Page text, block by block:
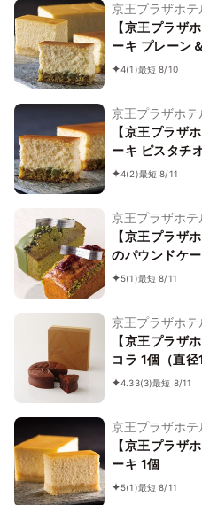
京王プラザホテ
【京王プラザ
ーキ プレーン
4(1)最短 8/10
京王プラザホテ
【京王プラザ
ーキ ピスタチ
4(2)最短 8/11
京王プラザホテ
【京王プラザ
のパウンドケ
ピーシード＆抹
5(1)最短 8/11
京王プラザホテ
【京王プラザ
コラ 1個（直径
4.33(3)最短 8/11
京王プラザホテ
【京王プラザ
ーキ 1個
5(1)最短 8/11